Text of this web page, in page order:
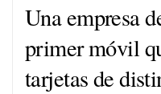
Una empresa
primer móvil
tarjetas de